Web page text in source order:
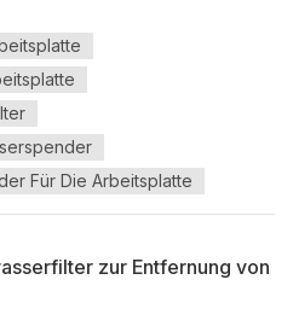
sind jedoch nicht immer
darunter Blei, lassen sich
Für Die Arbeitsplatte
zur Entfernung von